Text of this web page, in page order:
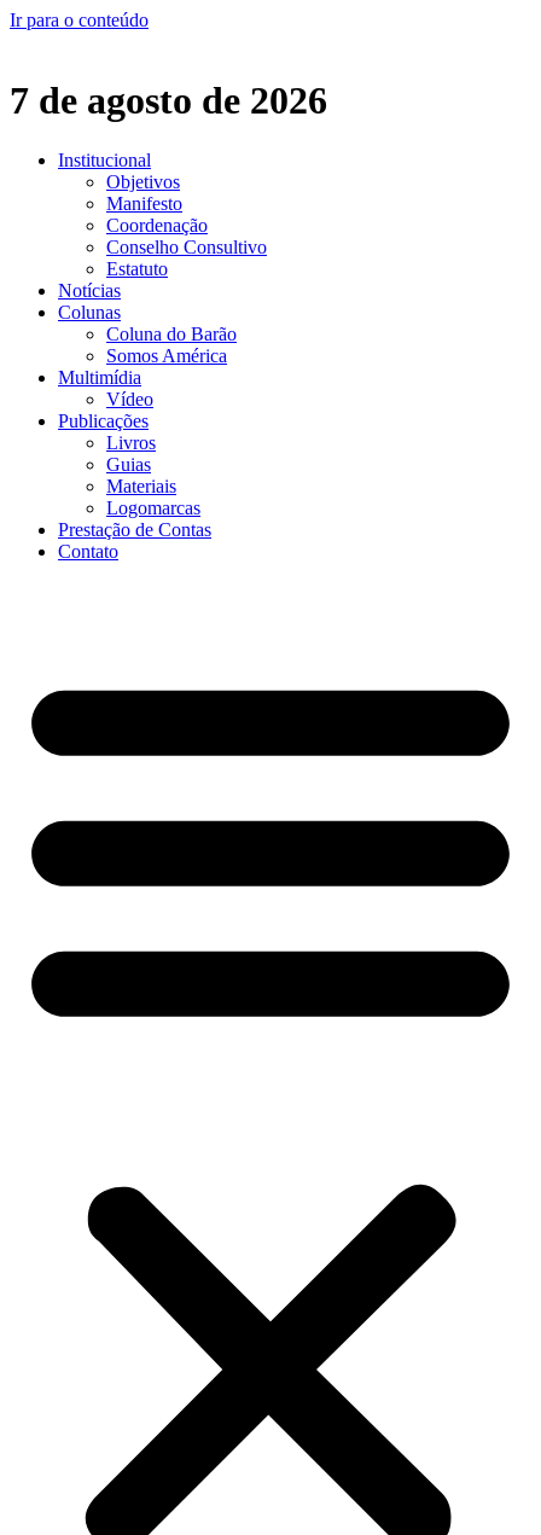
Ir para o conteúdo
7 de agosto de 2026
Institucional
Objetivos
Manifesto
Coordenação
Conselho Consultivo
Estatuto
Notícias
Colunas
Coluna do Barão
Somos América
Multimídia
Vídeo
Publicações
Livros
Guias
Materiais
Logomarcas
Prestação de Contas
Contato